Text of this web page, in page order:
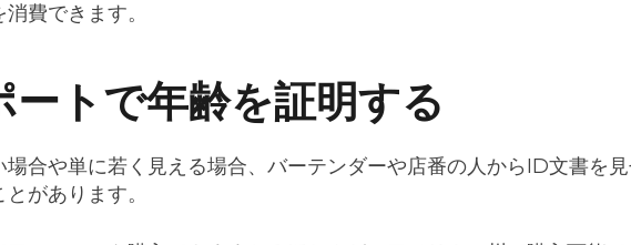
費できます。
ートで年齢を証明する
場合や単に若く見える場合、バーテンダーや店番の人からID文書を見
があります。